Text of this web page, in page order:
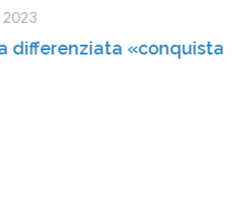
«conquista» il